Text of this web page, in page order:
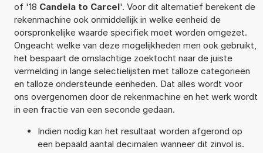
of '18 Candela to Carcel'. Voor dit alternatief berekent de
rekenmachine ook onmiddellijk in welke eenheid de
oorspronkelijke waarde specifiek moet worden omgezet.
Ongeacht welke van deze mogelijkheden men ook gebruikt,
het bespaart de omslachtige zoektocht naar de juiste
vermelding in lange selectielijsten met talloze categorieën
en talloze ondersteunde eenheden. Dat alles wordt voor
ons overgenomen door de rekenmachine en het werk wordt
in een fractie van een seconde gedaan.
Indien nodig kan het resultaat worden afgerond op
een bepaald aantal decimalen wanneer dit zinvol is.